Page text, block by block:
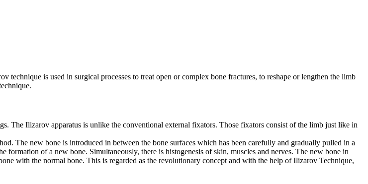
is used in surgical processes to treat open or complex bone fractures, to reshape or lengthen the limb
The Ilizarov apparatus is unlike the conventional external fixators. Those fixators consist of the limb just like in
The new bone is introduced in between the bone surfaces which has been carefully and gradually pulled in a
of a new bone. Simultaneously, there is histogenesis of skin, muscles and nerves. The new bone in
with the normal bone. This is regarded as the revolutionary concept and with the help of Ilizarov Technique,